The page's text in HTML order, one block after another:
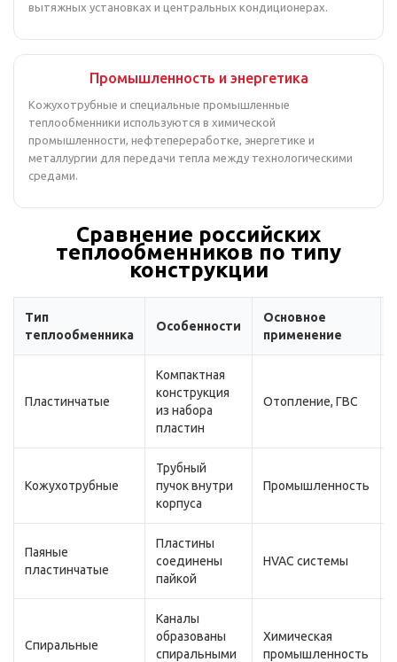
вытяжных установках и центральных кондиционерах.
Промышленность и энергетика
Кожухотрубные и специальные промышленные
теплообменники используются в химической
промышленности, нефтепереработке, энергетике и
металлургии для передачи тепла между технологическими
средами.
Сравнение российских
теплообменников по типу
конструкции
Тип
теплообменника
Особенности
Основное
применение
Пластинчатые
Компактная
конструкция
из набора
пластин
Отопление, ГВС
Кожухотрубные
Трубный
пучок внутри
корпуса
Промышленность
Паяные
пластинчатые
Пластины
соединены
пайкой
HVAC системы
Спиральные
Каналы
образованы
спиральными
Химическая
промышленность